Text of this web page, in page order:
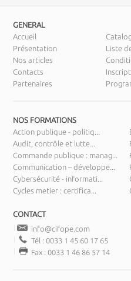
GENERAL
Accueil
Présentation
Nos articles
Contacts
Partenaires
Liste
NOS FORMATIONS
Action publique - politiq...
Audit, contrôle et lutte...
Commande publique : manag...
Communication – développe...
Cybersécurité - informati...
Cycles metier : certifica...
CONTACT
info@cifope.com
Tél : 0033 1 45 60 17 65
Fax : 0033 1 46 86 57 14